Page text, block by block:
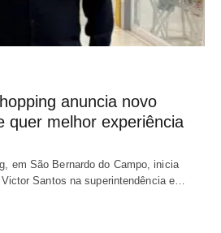
anuncia novo
quer melhor experiência
em São Bernardo do Campo, inicia
Santos na superintendência e…